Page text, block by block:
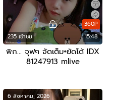
235 เข้าชม 15:48
360P
พิก… จุฟๆ จัดเต็ม+ยัดโด้ IDX
81247913 mlive
6 สิงหาคม, 2026